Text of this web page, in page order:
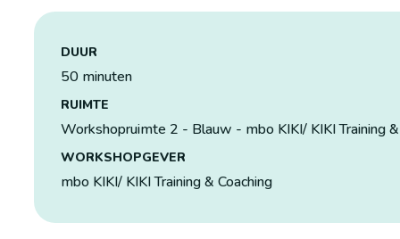
DUUR
50 minuten
RUIMTE
Workshopruimte 2 - Blauw - mbo KIKI/ KIKI Training &
WORKSHOPGEVER
mbo KIKI/ KIKI Training & Coaching